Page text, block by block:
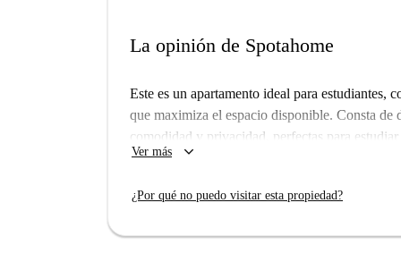
La opinión de Spotahome
Este es un apartamento ideal para
que maximiza el espacio disponible. Consta de
comodidad y privacidad, perfectas para
ventanas que dan al exterior, lo que permite la
concepto abierto crea una sensación de
Ver más keyboard_arrow_down
¿Por qué no puedo visitar esta propiedad?